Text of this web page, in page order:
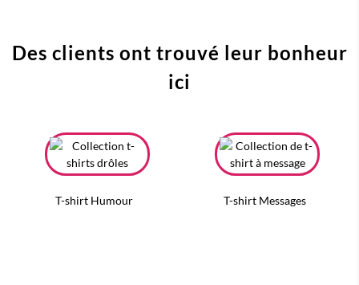
Des clients ont trouvé leur bonheur
ici
T-shirt Humour T-shirt Messages